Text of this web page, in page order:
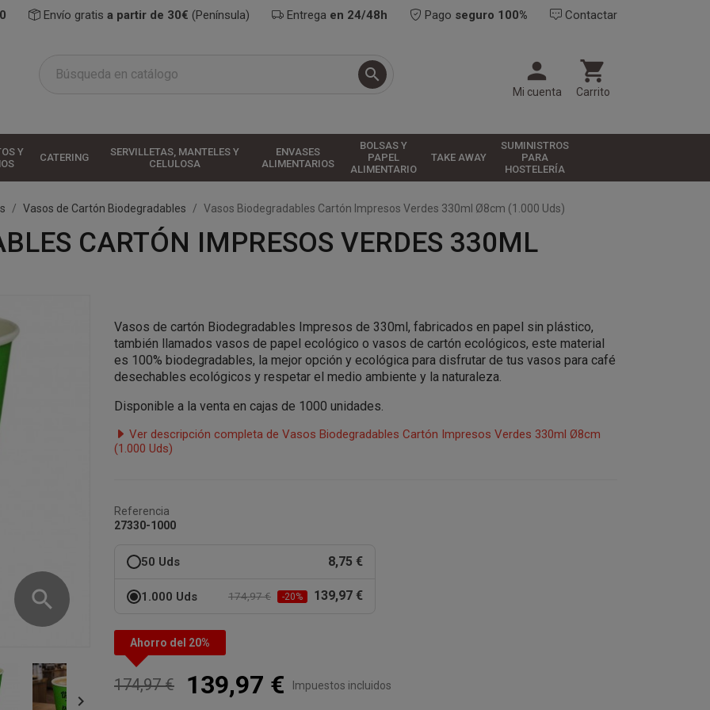
Envío gratis a partir de 30€ (Península) Entrega en 24/48h Pago seguro 100% Contactar
 
Mi cuenta

Carrito
Y
CATERING
SERVILLETAS, MANTELES Y
CELULOSA
ENVASES
ALIMENTARIOS
BOLSAS Y
PAPEL
ALIMENTARIO
TAKE AWAY
SUMINISTROS
PARA
HOSTELERÍA
Vasos de Cartón Biodegradables Vasos Biodegradables Cartón Impresos Verdes 330ml Ø8cm (1.000 Uds)
CARTÓN IMPRESOS VERDES 330ML
search

Vasos de cartón Biodegradables Impresos de 330ml, fabricados en papel sin plástico,
también llamados vasos de papel ecológico o vasos de cartón ecológicos, este material
es 100% biodegradables, la mejor opción y ecológica para disfrutar de tus vasos para café
desechables ecológicos y respetar el medio ambiente y la naturaleza.
Disponible a la venta en cajas de 1000 unidades.
Ver descripción completa de Vasos Biodegradables Cartón Impresos Verdes 330ml Ø8cm
(1.000 Uds)
Referencia
27330-1000
50 Uds 8,75 €
1.000 Uds 174,97 € -20% 139,97 €
Ahorro del 20%
174,97 € 139,97 € Impuestos incluidos